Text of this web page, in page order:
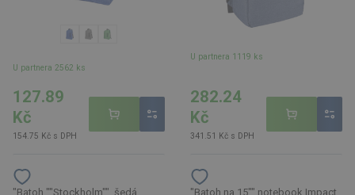
U partnera 2562 ks
127.89
Kč
154.75 Kč s DPH
U partnera 1119 ks
282.24
Kč
341.51 Kč s DPH
"Batoh ""Stockholm"", šedá "Batoh na 15"" notebook Impact